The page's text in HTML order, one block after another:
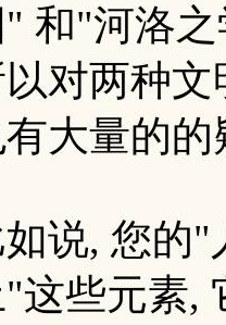
" 和"河洛
以对两种
大量的
如说, 您的
"这些元素,